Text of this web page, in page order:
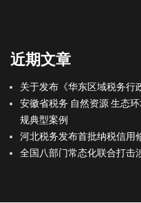
近期文章
关于发布《华东区域税务行
安徽省税务 自然资源 生态
规典型案例
河北税务发布首批纳税信用
全国八部门常态化联合打击